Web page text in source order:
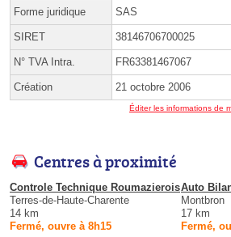
Forme juridique SAS
SIRET 38146706700025
N° TVA Intra. FR63381467067
Création 21 octobre 2006
Éditer les informations de
Centres à proximité
Controle Technique Roumazierois
Terres-de-Haute-Charente
14 km
Fermé, ouvre à 8h15
Auto
Montbron
17 km
Fermé,